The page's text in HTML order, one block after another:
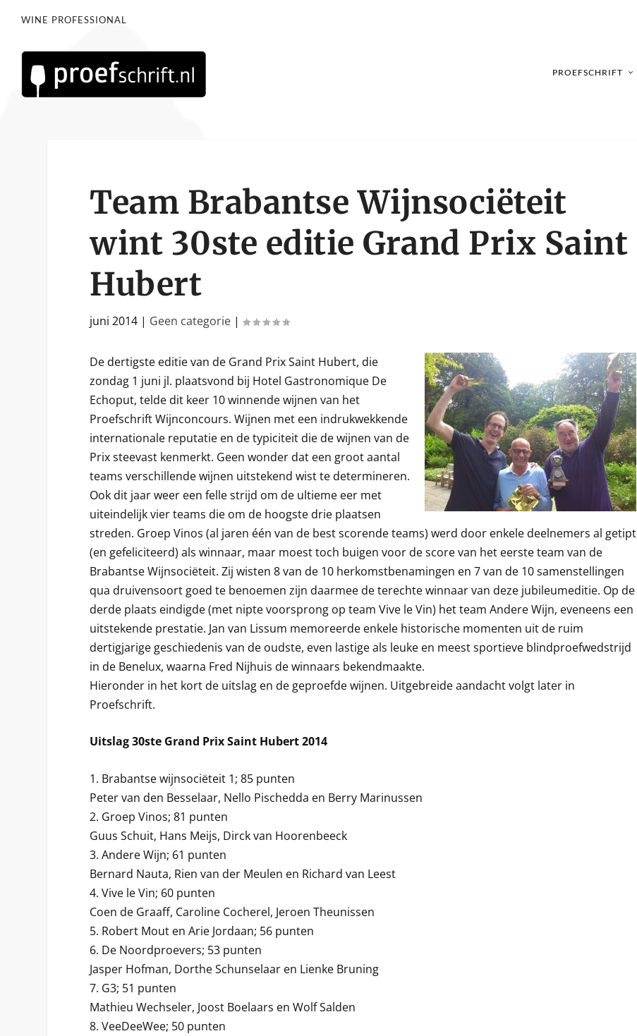
WINE PROFESSIONAL
PROEFSCHRIFT
Team Brabantse Wijnsociëteit
wint 30ste editie Grand Prix Saint
Hubert
juni 2014 | Geen categorie |
De dertigste editie van de Grand Prix Saint Hubert, die
zondag 1 juni jl. plaatsvond bij Hotel Gastronomique De
Echoput, telde dit keer 10 winnende wijnen van het
Proefschrift Wijnconcours. Wijnen met een indrukwekkende
internationale reputatie en de typiciteit die de wijnen van de
Prix steevast kenmerkt. Geen wonder dat een groot aantal
teams verschillende wijnen uitstekend wist te determineren.
Ook dit jaar weer een felle strijd om de ultieme eer met
uiteindelijk vier teams die om de hoogste drie plaatsen
streden. Groep Vinos (al jaren één van de best scorende teams) werd door enkele deelnemers al getipt
(en gefeliciteerd) als winnaar, maar moest toch buigen voor de score van het eerste team van de
Brabantse Wijnsociëteit. Zij wisten 8 van de 10 herkomstbenamingen en 7 van de 10 samenstellingen
qua druivensoort goed te benoemen zijn daarmee de terechte winnaar van deze jubileumeditie. Op de
derde plaats eindigde (met nipte voorsprong op team Vive le Vin) het team Andere Wijn, eveneens een
uitstekende prestatie. Jan van Lissum memoreerde enkele historische momenten uit de ruim
dertigjarige geschiedenis van de oudste, even lastige als leuke en meest sportieve blindproefwedstrijd
in de Benelux, waarna Fred Nijhuis de winnaars bekendmaakte.
Hieronder in het kort de uitslag en de geproefde wijnen. Uitgebreide aandacht volgt later in
Proefschrift.
Uitslag 30ste Grand Prix Saint Hubert 2014
1. Brabantse wijnsociëteit 1; 85 punten
Peter van den Besselaar, Nello Pischedda en Berry Marinussen
2. Groep Vinos; 81 punten
Guus Schuit, Hans Meijs, Dirck van Hoorenbeeck
3. Andere Wijn; 61 punten
Bernard Nauta, Rien van der Meulen en Richard van Leest
4. Vive le Vin; 60 punten
Coen de Graaff, Caroline Cocherel, Jeroen Theunissen
5. Robert Mout en Arie Jordaan; 56 punten
6. De Noordproevers; 53 punten
Jasper Hofman, Dorthe Schunselaar en Lienke Bruning
7. G3; 51 punten
Mathieu Wechseler, Joost Boelaars en Wolf Salden
8. VeeDeeWee; 50 punten